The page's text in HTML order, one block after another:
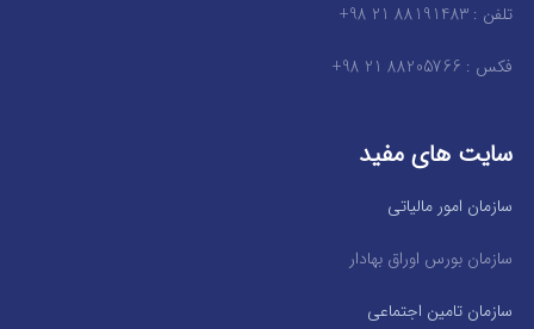
تلفن : 88191483 21 98+
فکس : 88205766 21 98+
سایت های مفید
سازمان امور مالیاتی
سازمان بورس اوراق بهادار
سازمان تامین اجتماعی